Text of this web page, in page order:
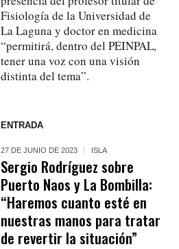
Fisiología de la Universidad de
La Laguna y doctor en medicina
“permitirá, dentro del PEINPAL,
tener una voz con una visión
distinta del tema”.
ENTRADA
27 DE JUNIO DE 2023 ISLA
Sergio Rodríguez sobre
Puerto Naos y La Bombilla:
“Haremos cuanto esté en
nuestras manos para tratar
de revertir la situación”